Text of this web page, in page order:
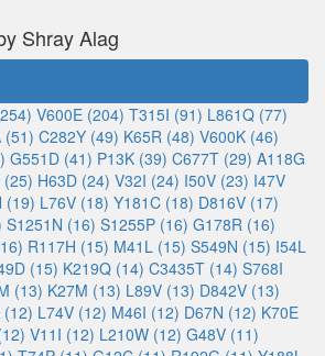
Shray Alag
V600E (204) T315I (91) L861Q (77)
(51) C282Y (49) K65R (48) V600K (46)
G551D (41) P13K (39) C677T (29) A118G
(25) H63D (24) V32I (24) I50V (23) I47V
(19) L76V (18) Y181C (18) D816V (17)
S1251N (16) S1255P (16) G178R (16)
R117H (15) M41L (15) S549N (15) I54L
(15) K219Q (14) C3435T (14) S768I
(13) K27M (13) L89V (13) D842V (13)
(12) L74V (12) M46I (12) D67N (12) K70E
V11I (12) L210W (12) G48V (11)